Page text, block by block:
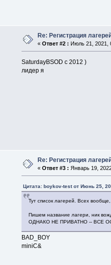
Re: Регистрация
« Ответ #2 : Июль 21, 2021,
SaturdayBSOD с 2012 )
лидер я
Re: Регистрация
« Ответ #3 : Январь 19,
Цитата: boykov-test от Июнь 25,
Тут список лагерей. Всех
Пишем название лагери, ник
ОДНАКО НЕ ПРИВАТНО -- ВСЕ
BAD_BOY
miniC&